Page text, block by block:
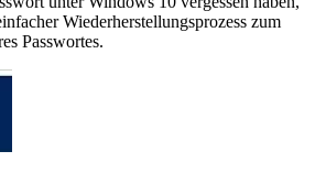
Wiederherstellungsprozess zum
Passwortes.